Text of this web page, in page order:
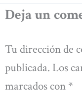
Deja un
Tu dirección de
publicada. Los
marcados con *